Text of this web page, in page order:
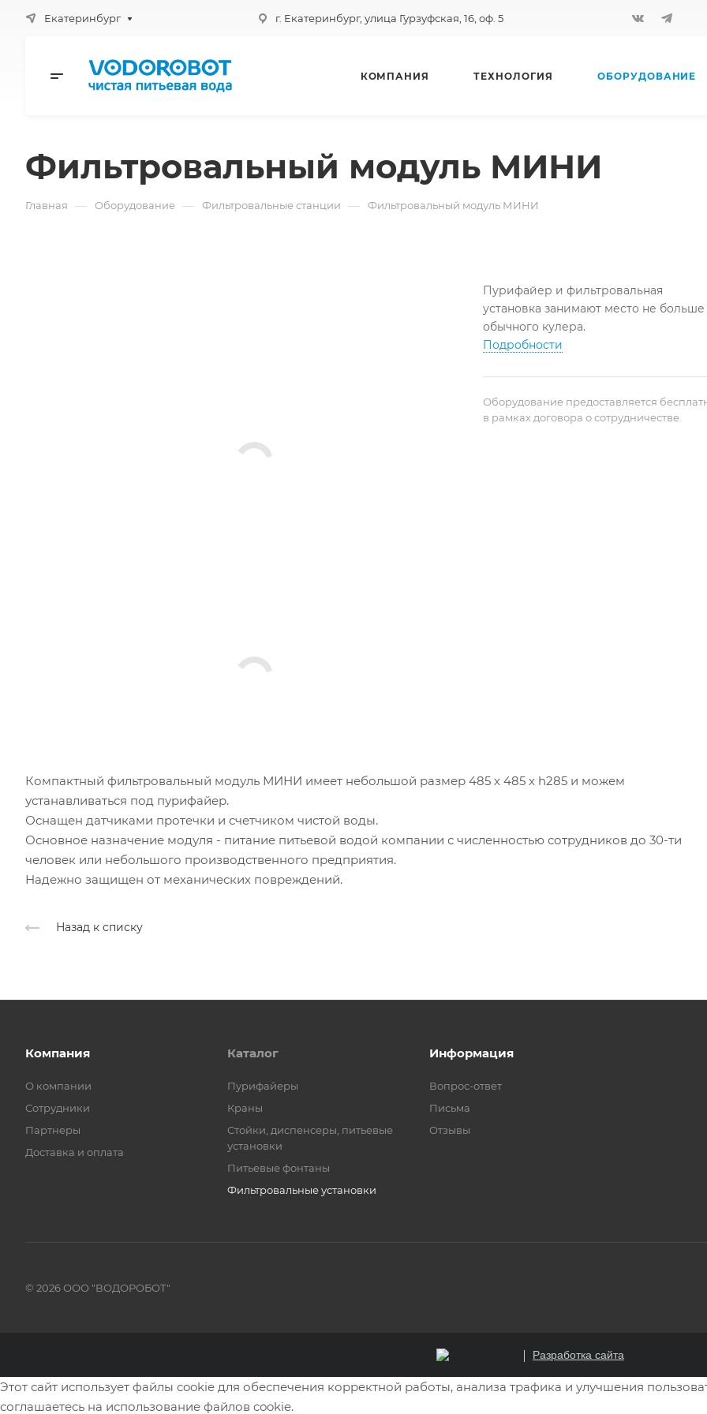
Екатеринбург г. Екатеринбург, улица Гурзуфская, 16, оф. 5
КОМПАНИЯ ТЕХНОЛОГИЯ ОБОРУДОВАНИЕ
Фильтровальный модуль МИНИ
Главная — Оборудование — Фильтровальные станции — Фильтровальный модуль МИНИ
Пурифайер и фильтровальная
установка занимают место не больше
обычного кулера.
Подробности
Оборудование предоставляется
в рамках договора о сотрудничестве.
Компактный фильтровальный модуль МИНИ имеет небольшой размер 485 х 485 х h285 и можем
устанавливаться под пурифайер.
Оснащен датчиками протечки и счетчиком чистой воды.
Основное назначение модуля - питание питьевой водой компании с численностью сотрудников до 30-ти
человек или небольшого производственного предприятия.
Надежно защищен от механических повреждений.
Назад к списку
Компания
О компании
Сотрудники
Партнеры
Доставка и оплата
Каталог
Пурифайеры
Краны
Стойки, диспенсеры, питьевые
установки
Питьевые фонтаны
Фильтровальные установки
Информация
Вопрос-ответ
Письма
Отзывы
© 2026 ООО "ВОДОРОБОТ"
Разработка сайта
Этот сайт использует файлы cookie для обеспечения корректной работы, анализа трафика и улучшения
соглашаетесь на использование файлов cookie.